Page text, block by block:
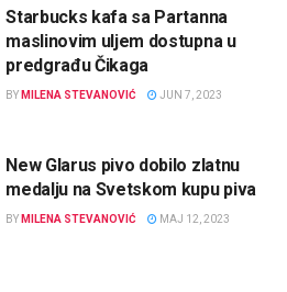
Starbucks kafa sa Partanna
maslinovim uljem dostupna u
predgrađu Čikaga
BY MILENA STEVANOVIĆ JUN 7, 2023
New Glarus pivo dobilo zlatnu
medalju na Svetskom kupu piva
BY MILENA STEVANOVIĆ MAJ 12, 2023